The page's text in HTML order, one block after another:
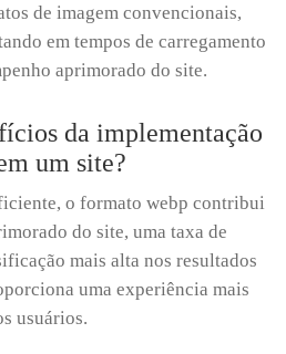
de imagem convencionais,
em tempos de carregamento
aprimorado do site.
da implementação
um site?
o formato webp contribui
do site, uma taxa de
mais alta nos resultados
uma experiência mais
usuários.